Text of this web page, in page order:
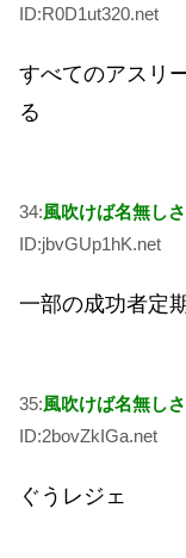
ID:R0D1ut320.net
すべてのアスリ
る
34:風吹けば名無し
ID:jbvGUp1hK.net
一部の成功者定
35:風吹けば名無し
ID:2bovZkIGa.net
ぐうレジェ